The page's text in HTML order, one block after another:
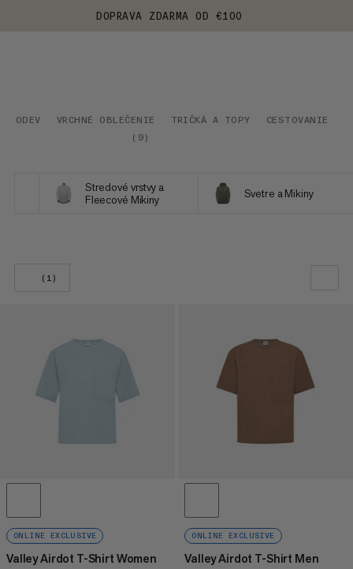
DOPRAVA ZDARMA OD €100
ODEV VRCHNÉ OBLEČENIE TRIČKÁ A TOPY
CESTOVANIE
( 9)
Stredové vrstvy a
Fleecové Mikiny
Svetre a Mikiny
(1)
CENA OD NAJNIŽŠEJ PO NAJVYŠŠIU
CENA VYSOKÁ AŽ NÍZKA
ONLINE EXCLUSIVE
Valley Airdot T-Shirt Women
ONLINE EXCLUSIVE
Valley Airdot T-Shirt Men